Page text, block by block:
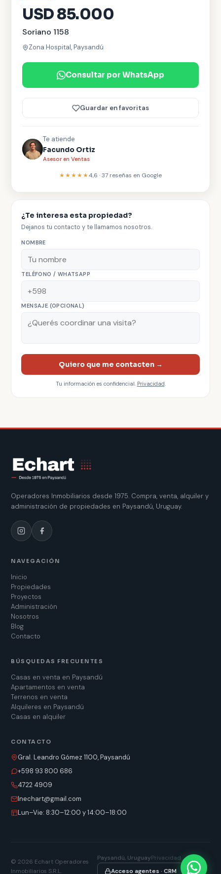
USD 85.000
Soriano 1158
Zona Hospital, Paysandú
Consultar por WhatsApp
Guardar en favoritas
Te atiende
Facundo Ortiz
Asesor en Ventas
★★★★★4,6 ·37 reseñas en Google
¿Te interesa esta propiedad?
Dejanos tu contacto y te llamamos nosotros.
NOMBRE
TELÉFONO / WHATSAPP
MENSAJE (OPCIONAL)
Quiero que me contacten →
Tu información es confidencial. Privacidad.
Operadores Inmobiliarios desde 1975. Compra, venta, alquiler y
administración de propiedades en Paysandú, Uruguay.
NAVEGACIÓN
Inicio
Propiedades
Proyectos
Administración
Nosotros
Blog
Contacto
BÚSQUEDAS FRECUENTES
Casas en venta en Paysandú
Apartamentos en venta
Terrenos en venta
Alquileres en Paysandú
Casas en alquiler
CONTACTO
Gral. Leandro Gómez 1100, Paysandú
+598 93 800 686
4722 4909
lnechart@gmail.com
Lun–Vie: 8:30–12:00 y 14:00–18:00
©2026 Echart Operadores
Inmobiliarios S.R.L.
Paysandú, UruguayPrivacidad
Acceso agentes · CRM